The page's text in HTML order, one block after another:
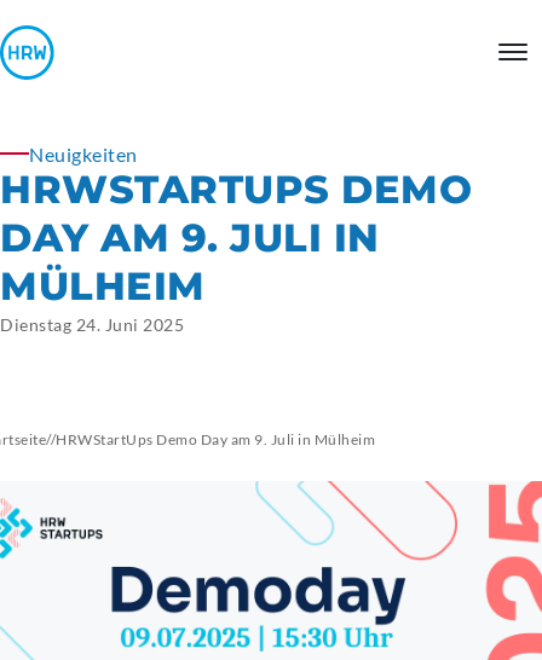
Neuigkeiten
HRWSTARTUPS DEMO
DAY AM 9. JULI IN
MÜLHEIM
Dienstag 24. Juni 2025
//HRWStartUps Demo Day am 9. Juli in Mülheim